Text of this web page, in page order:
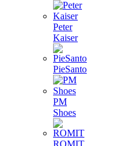
Peter
Kaiser
PieSanto
PM
Shoes
ROMIT